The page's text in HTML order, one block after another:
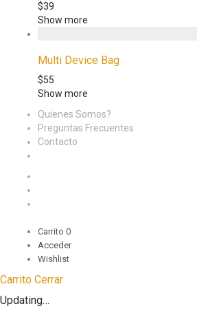
$39
Show more
Multi Device Bag
$55
Show more
Quienes Somos?
Preguntas Frecuentes
Contacto
Carrito 0
Acceder
Wishlist
Carrito Cerrar
Updating…